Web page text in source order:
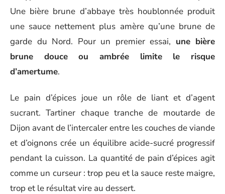
Une bière brune d’abbaye très houblonnée produit
une sauce nettement plus amère qu’une brune de
garde du Nord. Pour un premier essai, une bière
brune douce ou ambrée limite le risque
d’amertume.
Le pain d’épices joue un rôle de liant et d’agent
sucrant. Tartiner chaque tranche de moutarde de
Dijon avant de l’intercaler entre les couches de viande
et d’oignons crée un équilibre acide-sucré progressif
pendant la cuisson. La quantité de pain d’épices agit
comme un curseur : trop peu et la sauce reste maigre,
trop et le résultat vire au dessert.